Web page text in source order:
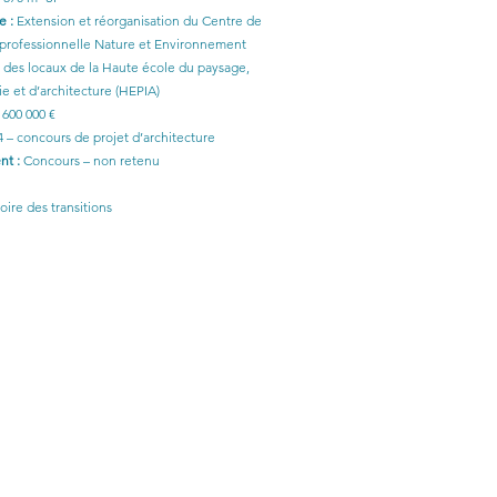
: Extension et réorganisation du Centre de
Nature et Environnement
des locaux de la Haute école du paysage,
et d’architecture (HEPIA)
000 €
– concours de projet d’architecture
: Concours – non retenu
des transitions